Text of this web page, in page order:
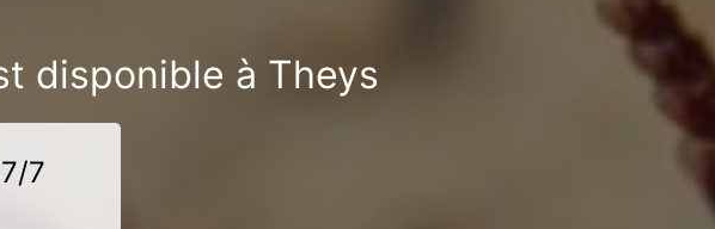
disponible à Theys
7